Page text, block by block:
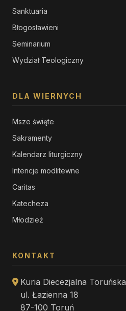
Sanktuaria
Błogosławieni
Seminarium
Wydział Teologiczny
DLA WIERNYCH
Msze święte
Sakramenty
Kalendarz liturgiczny
Intencje modlitewne
Caritas
Katecheza
Młodzież
KONTAKT
Kuria Diecezjalna Toruńska
ul. Łazienna 18
87-100 Toruń